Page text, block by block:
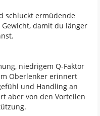
schluckt ermüdende
damit du länger
niedrigem Q-Faktor
Oberlenker erinnert
und Handling an
aber von den Vorteilen